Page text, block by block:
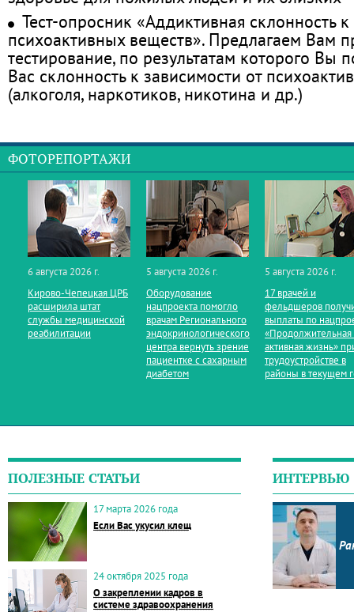
Тест-опросник «Аддиктивная склонность
психоактивных веществ». Предлагаем Вам
тестирование, по результатам которого Вы
Вас склонность к зависимости от
(алкоголя, наркотиков, никотина и др.)
ФОТОРЕПОРТАЖИ
6 августа 2026 г.
Кирово‑Чепецкая ЦРБ
расширила штат
службы медицинской
реабилитации
5 августа 2026 г.
Оборудование
нацпроекта помогло
врачам Регионального
эндокринологического
центра вернуть зрение
пациентке с сахарным
диабетом
5 августа 2026 г.
17 врачей и
фельдшеров
выплаты по
«Продолжительная
активная жизнь»
трудоустройстве в
районы в текущем
ПОЛЕЗНЫЕ СТАТЬИ
17 марта 2026 года
Если Вас укусил клещ
24 октября 2025 года
О закреплении кадров в
системе здравоохранения
ИНТЕРВЬЮ